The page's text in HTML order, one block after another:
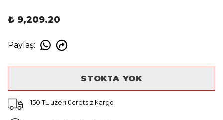
₺ 9,209.20
Paylaş:
STOKTA YOK
150 TL üzeri ücretsiz kargo